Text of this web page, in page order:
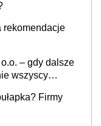
rekomendacje
– gdy dalsze
wszyscy
Firmy